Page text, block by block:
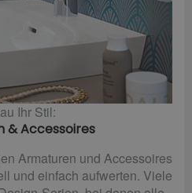
Ihr Stil:
& Accessoires
Armaturen und Accessoires
und einfach aufwerten. Viele